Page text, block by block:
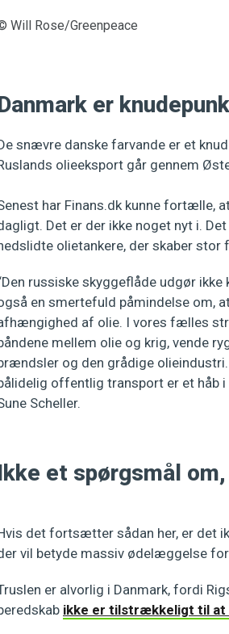
Will Rose/Greenpeace
er
snævre danske farvande er et
olieeksport går gennem
har Finans.dk kunne fortælle,
Det er der ikke noget nyt i.
olietankere, der skaber
russiske skyggeflåde udgør
en smertefuld påmindelse om,
af olie. I vores fælles
mellem olie og krig, vende
og den grådige
offentlig transport er et håb
Scheller.
et spørgsmål
det fortsætter sådan her, er det
vil betyde massiv ødelæggelse
er alvorlig i Danmark, fordi
ikke er tilstrækkeligt til at